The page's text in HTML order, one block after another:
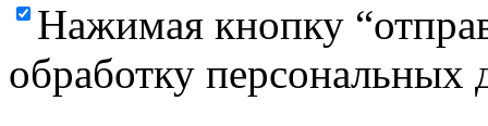
Нажимая кнопку
обработку персональных